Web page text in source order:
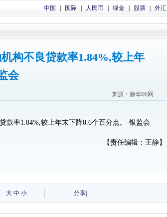
中国 国际 人民币 绿金 股票 外汇
构不良贷款率1.84%,较上年
会
来源：新华08网
款率1.84%,较上年末下降0.6个百分点。-银监会
【责任编辑：王静】
大 中 小 分享